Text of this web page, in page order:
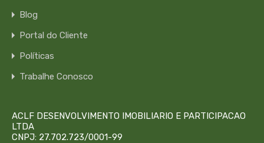
Informações do empreendimento Plantas 2 ou 3 quartos
Blog
Portal do Cliente
Políticas
Trabalhe Conosco
ACLF DESENVOLVIMENTO IMOBILIARIO E PARTICIPACAO
LTDA
CNPJ: 27.702.723/0001-99